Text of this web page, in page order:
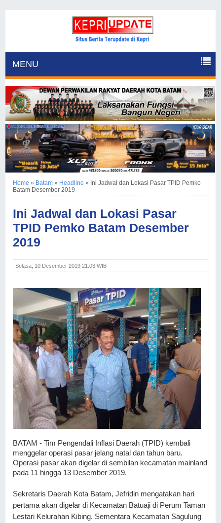
MENU
Home » Batam » Headline » Ini Jadwal dan Lokasi Pasar TPID Pemko
Batam Desember 2019
Ini Jadwal dan Lokasi Pasar
TPID Pemko Batam Desember
2019
Selasa, 10 Desember 2019 21.03 WIB
BATAM - Tim Pengendali Inflasi Daerah (TPID) kembali
menggelar operasi pasar jelang natal dan tahun baru.
Operasi pasar akan digelar di sembilan kecamatan mainland
pada 11 hingga 13 Desember 2019.
Sekretaris Daerah Kota Batam, Jefridin mengatakan hari
pertama akan digelar di Kecamatan Batuaji di Perum Taman
Lestari Kelurahan Kibing. Sementara Kecamatan Sagulung